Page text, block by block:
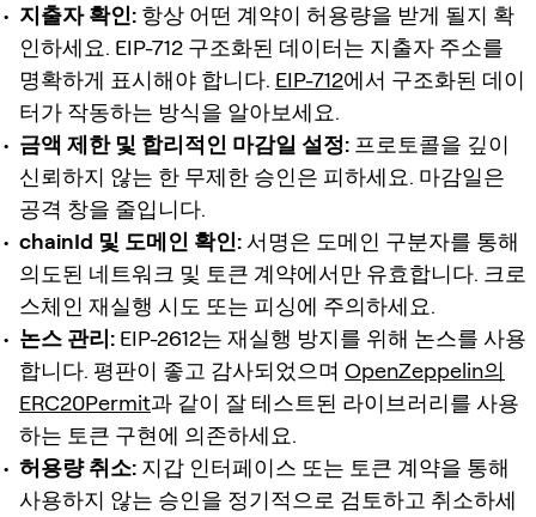
지출자 확인: 항상 어떤 계약이 허용량을 받게 될지 확
인하세요. EIP-712 구조화된 데이터는 지출자 주소를
명확하게 표시해야 합니다. EIP-712에서 구조화된 데이
터가 작동하는 방식을 알아보세요.
금액 제한 및 합리적인 마감일 설정: 프로토콜을 깊이
신뢰하지 않는 한 무제한 승인은 피하세요. 마감일은
공격 창을 줄입니다.
chainId 및 도메인 확인: 서명은 도메인 구분자를 통해
의도된 네트워크 및 토큰 계약에서만 유효합니다. 크로
스체인 재실행 시도 또는 피싱에 주의하세요.
논스 관리: EIP-2612는 재실행 방지를 위해 논스를 사용
합니다. 평판이 좋고 감사되었으며 OpenZeppelin의
ERC20Permit과 같이 잘 테스트된 라이브러리를 사용
하는 토큰 구현에 의존하세요.
허용량 취소: 지갑 인터페이스 또는 토큰 계약을 통해
사용하지 않는 승인을 정기적으로 검토하고 취소하세